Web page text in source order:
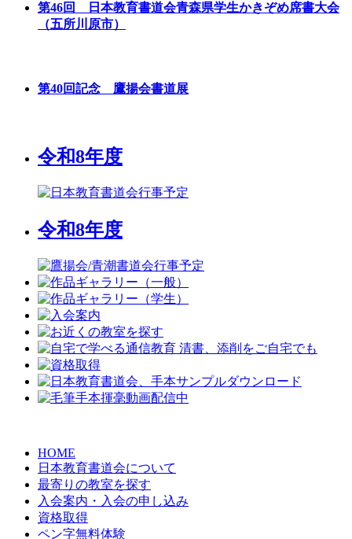
第46回 日本教育書道会青森県学生かきぞめ席書大会
（五所川原市）
第40回記念 鷹揚会書道展
令和8年度
令和8年度
HOME
日本教育書道会について
最寄りの教室を探す
入会案内・入会の申し込み
資格取得
ペン字無料体験